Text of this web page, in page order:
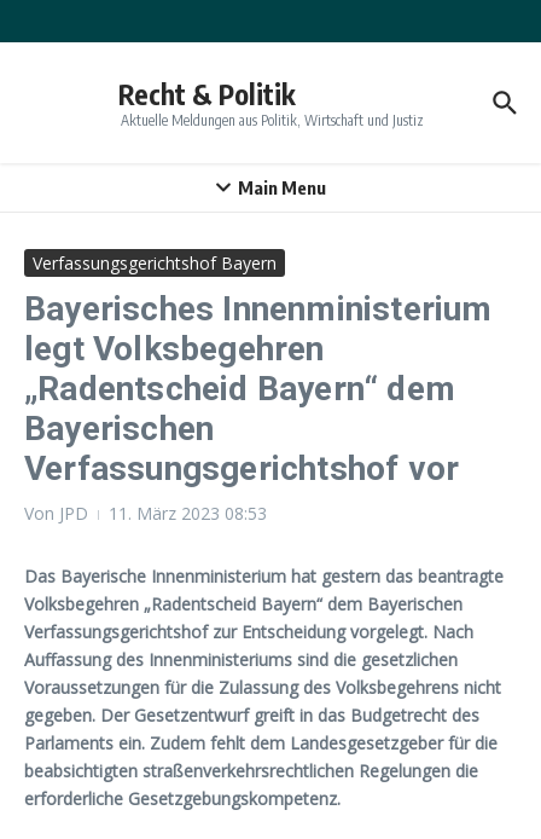
Recht & Politik
Aktuelle Meldungen aus Politik, Wirtschaft und Justiz
Main Menu
Verfassungsgerichtshof Bayern
Bayerisches Innenministerium
legt Volksbegehren
„Radentscheid Bayern“ dem
Bayerischen
Verfassungsgerichtshof vor
Von JPD 11. März 2023 08:53
Das Bayerische Innenministerium hat gestern das beantragte
Volksbegehren „Radentscheid Bayern“ dem Bayerischen
Verfassungsgerichtshof zur Entscheidung vorgelegt. Nach
Auffassung des Innenministeriums sind die gesetzlichen
Voraussetzungen für die Zulassung des Volksbegehrens nicht
gegeben. Der Gesetzentwurf greift in das Budgetrecht des
Parlaments ein. Zudem fehlt dem Landesgesetzgeber für die
beabsichtigten straßenverkehrsrechtlichen Regelungen die
erforderliche Gesetzgebungskompetenz.